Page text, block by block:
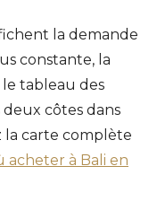
la demande
constante, la
tableau des
côtes dans
carte complète
acheter à Bali en